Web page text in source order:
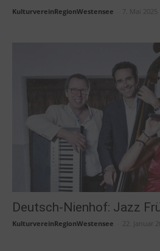
KulturvereinRegionWestensee 7. Mai 2025
Deutsch-Nienhof: Jazz
KulturvereinRegionWestensee 22. Januar